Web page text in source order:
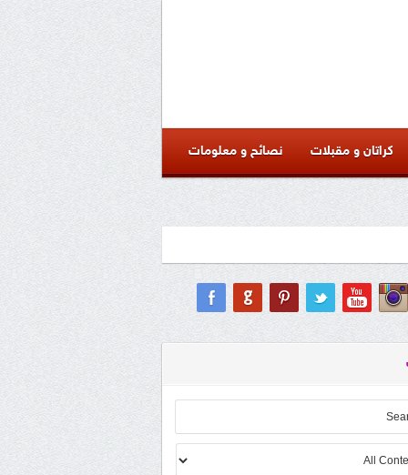
كراتان و مقبلات نصائح و معلومات